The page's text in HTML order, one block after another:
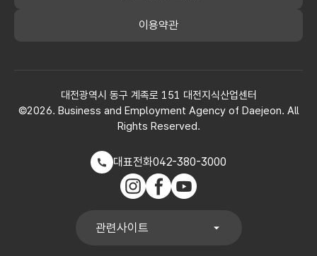
이용약관
대전광역시 동구 계족로 151 대전지식산업센터
©2026. Business and Employment Agency of Daejeon. All
Rights Reserved.
대표전화042-380-3000
인스타그램
페이스북
유튜브
관련사이트